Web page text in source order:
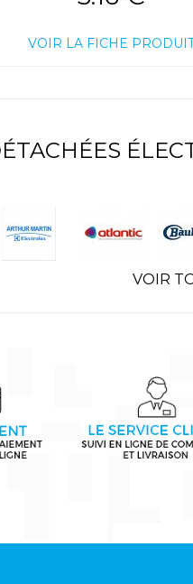
VOIR LA FICHE
VOIR